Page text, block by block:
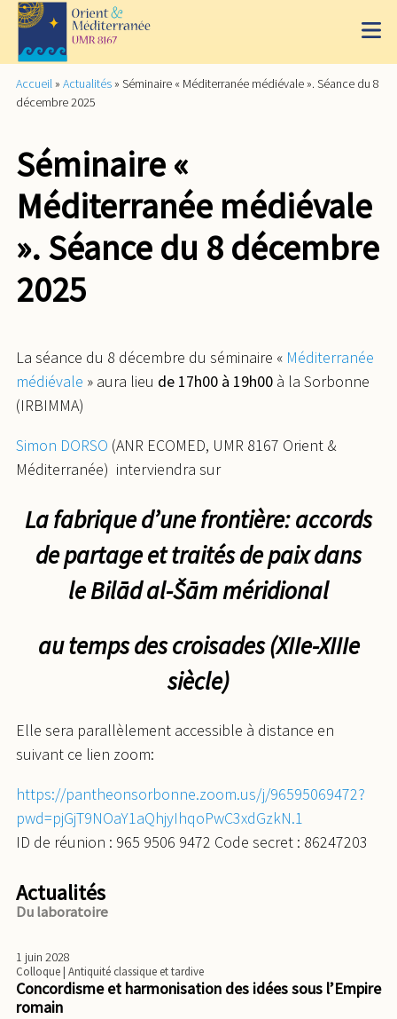
Accueil » Actualités » Séminaire « Méditerranée médiévale ». Séance du 8
décembre 2025
Séminaire «
Méditerranée médiévale
». Séance du 8 décembre
2025
La séance du 8 décembre du séminaire « Méditerranée
médiévale » aura lieu de 17h00 à 19h00 à la Sorbonne
(IRBIMMA)
Simon DORSO (ANR ECOMED, UMR 8167 Orient &
Méditerranée) interviendra sur
La fabrique d’une frontière: accords
de partage et traités de paix dans
le Bilād al-Šām méridional
au temps des croisades (XIIe-XIIIe
siècle)
Elle sera parallèlement accessible à distance en
suivant ce lien zoom:
https://pantheonsorbonne.zoom.us/j/96595069472?
pwd=pjGjT9NOaY1aQhjyIhqoPwC3xdGzkN.1
ID de réunion : 965 9506 9472 Code secret : 86247203
Actualités
Du laboratoire
1 juin 2028
Colloque| Antiquité classique et tardive
Concordisme et harmonisation des idées sous l’Empire
romain